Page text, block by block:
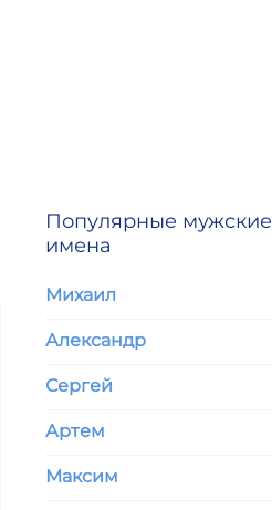
Популярные мужские
имена
Михаил
Александр
Сергей
Артем
Максим